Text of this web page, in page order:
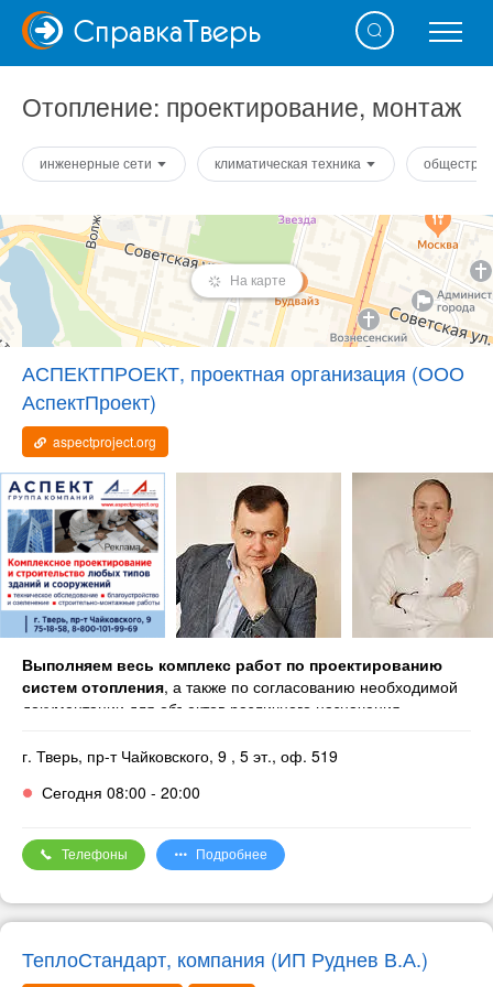
СправкаТверь
Отопление: проектирование, монтаж
инженерные сети климатическая техника
На карте
АСПЕКТПРОЕКТ, проектная организация (ООО
АспектПроект)
aspectproject.org
Выполняем весь комплекс работ по проектированию
систем отопления, а также по согласованию необходимой
документации для объектов различного назначения.
сбора исходных данных до выдачи заказчику полного пакета
необходимые согласования.
г. Тверь, пр-т Чайковского, 9 , 5 эт., оф. 519
Сегодня 08:00 - 20:00
Телефоны Подробнее
ТеплоСтандарт, компания (ИП Руднев В.А.)